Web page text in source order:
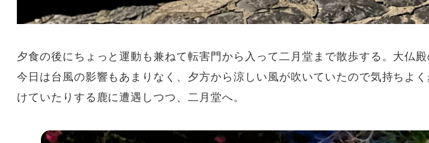
夕食の後にちょっと運動も兼ねて転害門から入って二月堂まで散歩する。大仏
今日は台風の影響もあまりなく、夕方から涼しい風が吹いていたので気持ちよ
けていたりする鹿に遭遇しつつ、二月堂へ。